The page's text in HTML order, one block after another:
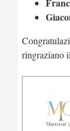
ringraziano